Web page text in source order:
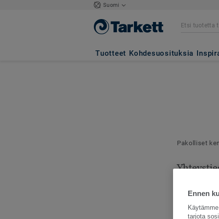
Suomi
Tuotteet Kohdesuosituksia
Pakolliset
Ennen
tarjota